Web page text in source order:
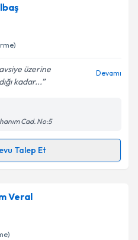
Gönder
için randevu takvimi talebi
randevu almanız için bir
posta ile bilgilendireceğiz.
ilişkin
verilerimin belirtilen
kabul ediyorum.
üzerine
kadar...
Devamı
Cad. No:5
Talep Et
randevu takvimi talebi
randevu almanız için bir
posta ile bilgilendireceğiz.
Veral